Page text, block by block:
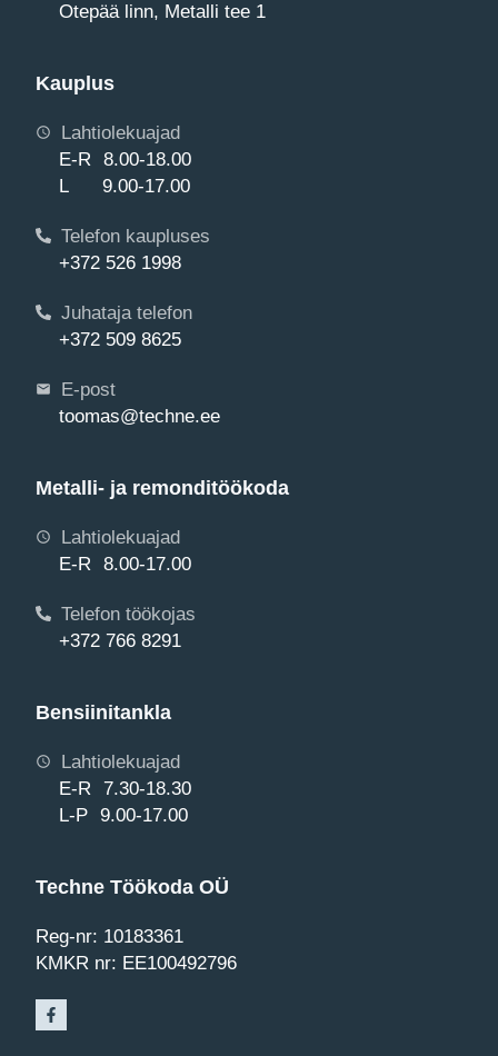
Otepää linn, Metalli tee 1
Kauplus
Lahtiolekuajad
E-R 8.00-18.00
L 9.00-17.00
Telefon kaupluses
+372 526 1998
Juhataja telefon
+372 509 8625
E-post
toomas@techne.ee
Metalli- ja remonditöökoda
Lahtiolekuajad
E-R 8.00-17.00
Telefon töökojas
+372 766 8291
Bensiinitankla
Lahtiolekuajad
E-R 7.30-18.30
L-P 9.00-17.00
Techne Töökoda OÜ
Reg-nr: 10183361
KMKR nr: EE100492796